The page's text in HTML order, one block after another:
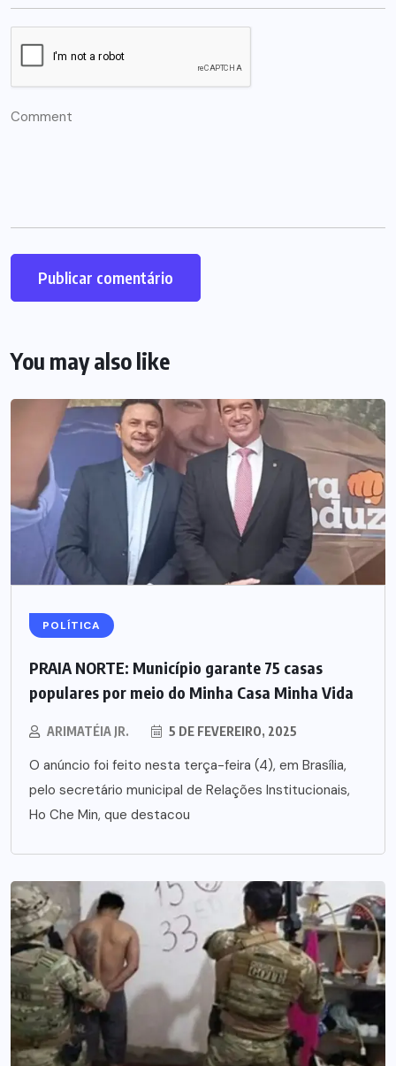
You may also like
POLÍTICA
PRAIA NORTE: Município garante 75 casas
populares por meio do Minha Casa Minha Vida
ARIMATÉIA JR. 5 DE FEVEREIRO, 2025
O anúncio foi feito nesta terça-feira (4), em Brasília,
pelo secretário municipal de Relações Institucionais,
Ho Che Min, que destacou